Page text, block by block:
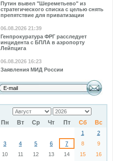
Путин вывел "Шереметьево" из
стратегического списка с целью снять
препятствие для приватизации
06.08.2026 21:39
Генпрокуратура ФРГ расследует
инцидента с БПЛА в аэропорту
Лейпцига
06.08.2026 16:23
Заявления МИД России
Пн Вт Ср Чт Пт Сб Вс
1
2
3
4 5 6 7 8
9
10
11 12 13 14 15
16